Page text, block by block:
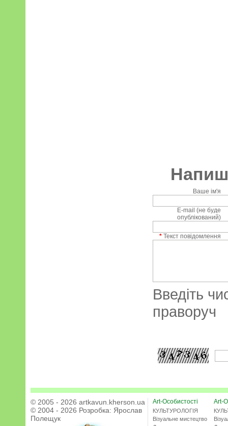
Ваше ім'я
E-mail (не буде
опублікований)
* Текст повідомлення
Введіть
праворуч
© 2005 - 2026 artkavun.kherson.ua
© 2004 - 2026 Розробка: Ярослав
Полещук
Art-Особистості
КУЛЬТУРОЛОГІЯ
Візуальне мистецтво
Art-